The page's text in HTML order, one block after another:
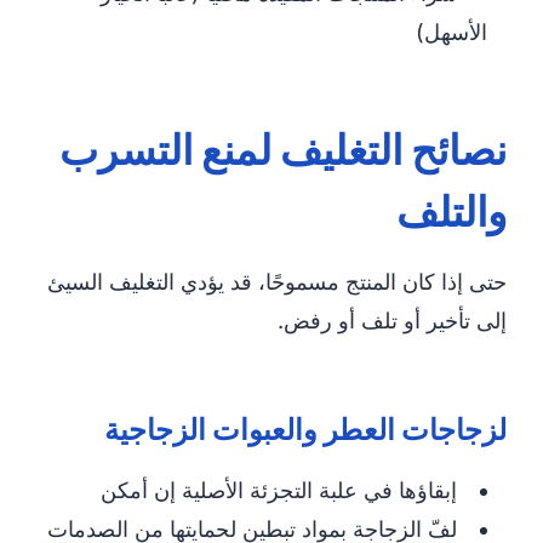
الأسهل)
نصائح التغليف لمنع التسرب
والتلف
حتى إذا كان المنتج مسموحًا، قد يؤدي التغليف السيئ
إلى تأخير أو تلف أو رفض.
لزجاجات العطر والعبوات الزجاجية
إبقاؤها في علبة التجزئة الأصلية إن أمكن
لفّ الزجاجة بمواد تبطين لحمايتها من الصدمات